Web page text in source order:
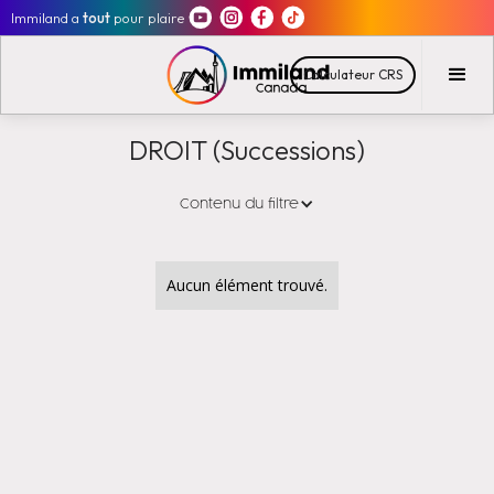
Immiland a tout pour plaire
Calculateur CRS
DROIT (Successions)
Contenu du filtre
Aucun élément trouvé.